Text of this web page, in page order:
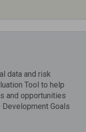
data and risk
Tool to help
and opportunities
Goals